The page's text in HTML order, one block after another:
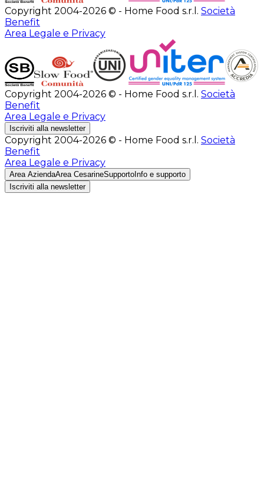
Copyright 2004-2026 © - Home Food s.r.l. Società
Benefit
Area Legale e Privacy
Copyright 2004-2026 © - Home Food s.r.l. Società
Benefit
Area Legale e Privacy
Iscriviti alla newsletter
Copyright 2004-2026 © - Home Food s.r.l. Società
Benefit
Area Legale e Privacy
Area AziendaArea CesarineSupporto Info e supporto
Iscriviti alla newsletter